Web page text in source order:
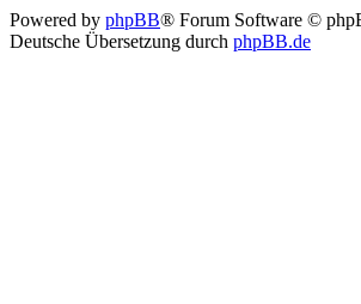
Powered by phpBB® Forum Software ©
Deutsche Übersetzung durch phpBB.de